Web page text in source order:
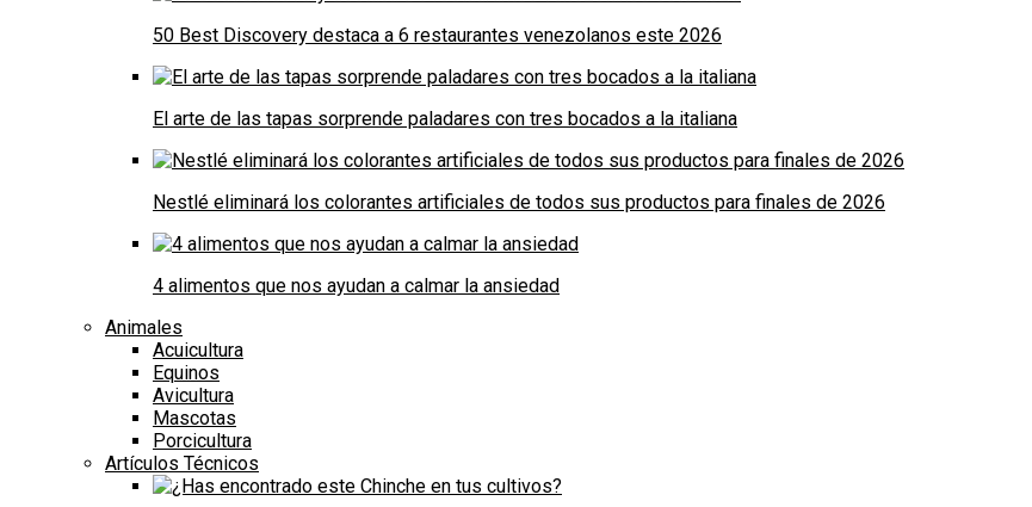
50 Best Discovery destaca a 6 restaurantes venezolanos este 2026
El arte de las tapas sorprende paladares con tres bocados a la italiana
Nestlé eliminará los colorantes artificiales de todos sus productos para finales de 2026
4 alimentos que nos ayudan a calmar la ansiedad
Animales
Acuicultura
Equinos
Avicultura
Mascotas
Porcicultura
Artículos Técnicos